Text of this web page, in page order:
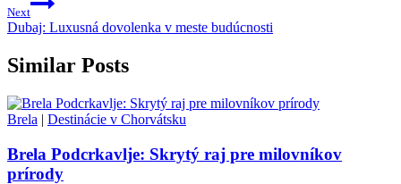
Next
Dubaj: Luxusná dovolenka v meste budúcnosti
Similar Posts
Brela | Destinácie v Chorvátsku
Brela Podcrkavlje: Skrytý raj pre milovníkov
prírody